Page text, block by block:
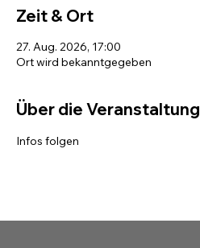
Zeit & Ort
27. Aug. 2026, 17:00
Ort wird bekanntgegeben
Über die Veranstaltung
Infos folgen